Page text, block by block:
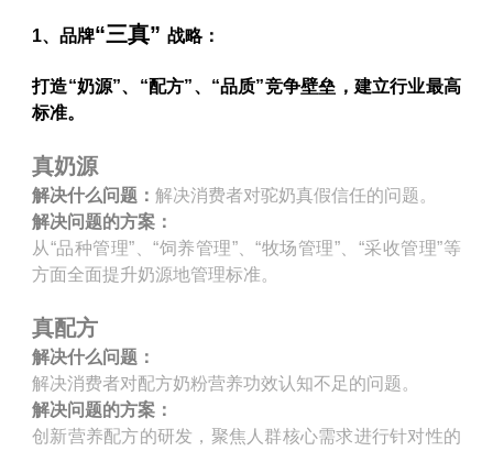
1、品牌“三真”战略：
打造“奶源”、“配方”、“品质”竞争壁垒，建立行业最高
标准。
真奶源
解决什么问题：解决消费者对驼奶真假信任的问题。
解决问题的方案：
从“品种管理”、“饲养管理”、“牧场管理”、“采收管理”等
方面全面提升奶源地管理标准。
真配方
解决什么问题：
解决消费者对配方奶粉营养功效认知不足的问题。
解决问题的方案：
创新营养配方的研发，聚焦人群核心需求进行针对性的